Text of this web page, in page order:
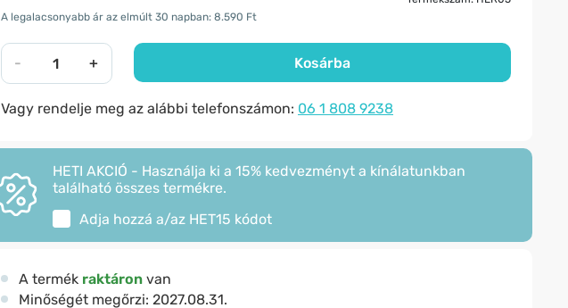
A legalacsonyabb ár az elmúlt 30 napban: 8.590 Ft
- + Kosárba
Vagy rendelje meg az alábbi telefonszámon: 06 1 808 9238
HETI AKCIÓ - Használja ki a 15% kedvezményt a kínálatunkban
található összes termékre.
Adja hozzá a/az HET15 kódot
A termék raktáron van
Minőségét megőrzi: 2027.08.31.